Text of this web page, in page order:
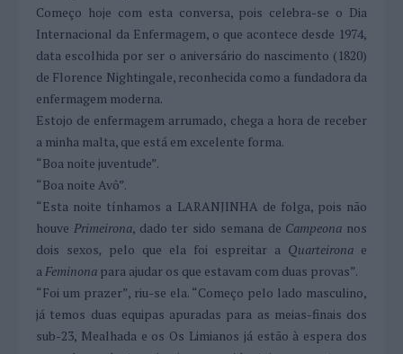
Começo hoje com esta conversa, pois celebra-se o Dia
Internacional da Enfermagem, o que acontece desde 1974,
data escolhida por ser o aniversário do nascimento (1820)
de Florence Nightingale, reconhecida como a fundadora da
enfermagem moderna.
Estojo de enfermagem arrumado, chega a hora de receber
a minha malta, que está em excelente forma.
“Boa noite juventude”.
“Boa noite Avô”.
“Esta noite tínhamos a LARANJINHA de folga, pois não
houve Primeirona, dado ter sido semana de Campeona nos
dois sexos, pelo que ela foi espreitar a Quarteirona e
aFeminona para ajudar os que estavam com duas provas”.
“Foi um prazer”, riu-se ela. “Começo pelo lado masculino,
já temos duas equipas apuradas para as meias-finais dos
sub-23, Mealhada e os Os Limianos já estão à espera dos